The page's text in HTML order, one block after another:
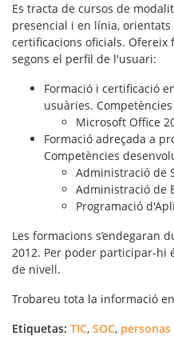
Es tracta de cursos de
presencial i en línia,
certificacions oficials. Ofereix
segons el perfil de l'usuari:
Formació i certificació
usuàries.
Microsoft Office
Formació adreçada a
Competències
Administració de
Administració de
Programació
Les formacions s’endegaran
2012. Per poder participar-hi
de nivell.
Trobareu tota la informació en
Etiquetas: TIC, SOC,